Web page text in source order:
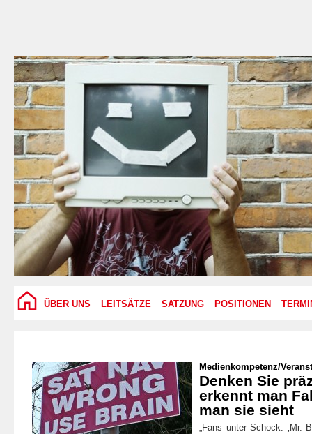
ÜBER UNS LEITSÄTZE SATZUNG POSITIONEN
Medienkompetenz/
Denken Sie
erkennt man
man sie sieht
„Fans unter Schock: ‚Mr.